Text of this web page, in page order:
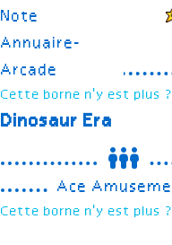
Note
Annuaire-
Arcade
Cette borne n'y est plus ?
Dinosaur Era
Ace
Cette borne n'y est plus ?